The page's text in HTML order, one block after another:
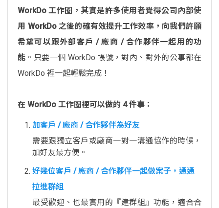
WorkDo 工作圈，其實是許多使用者覺得公司內部使
用 WorkDo 之後的確有效提升工作效率，向我們許願
希望可以跟外部客戶 / 廠商 / 合作夥伴一起用的功
能 。只要一個 WorkDo 帳號，對內、對外的公事都在
WorkDo 裡一起輕鬆完成！
在 WorkDo 工作圈裡可以做的 4 件事：
加客戶 / 廠商 / 合作夥伴為好友
需要跟獨立客戶或廠商一對一溝通協作的時候，
加好友最方便。
好幾位客戶 / 廠商 / 合作夥伴一起做案子，通通
拉進群組
最受歡迎、也最實用的『建群組』功能，適合合